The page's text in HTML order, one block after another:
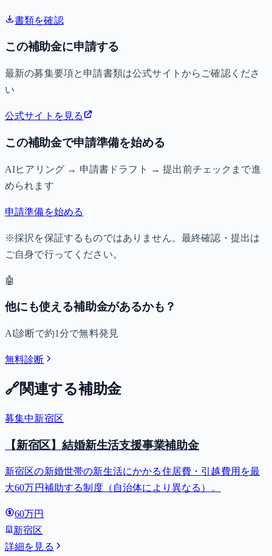
書類を確認
この補助金に申請する
最新の募集要項と申請書類は公式サイトからご確認くださ
い
公式サイトを見る
この補助金で申請準備を始める
AIヒアリング → 申請書ドラフト → 提出前チェックまで進
められます
申請準備を始める
※採択を保証するものではありません。最終確認・提出は
ご自身で行ってください。
🤖
他にも使える補助金があるかも？
AI診断で約1分で無料発見
無料診断
🔗関連する補助金
募集中新宿区
【新宿区】結婚新生活支援事業補助金
新宿区の新婚世帯の新生活にかかる住居費・引越費用を最
大60万円補助する制度（自治体により異なる）。
60万円
新宿区
詳細を見る